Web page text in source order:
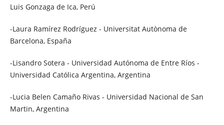
Luis Gonzaga de Ica, Perú
-Laura Ramírez Rodríguez - Universitat Autònoma de
Barcelona, España
-Lisandro Sotera - Universidad Autónoma de Entre Ríos -
Universidad Católica Argentina, Argentina
-Lucia Belen Camaño Rivas - Universidad Nacional de San
Martin, Argentina